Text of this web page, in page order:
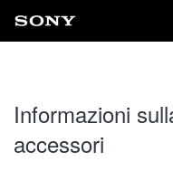
Informazioni
accessori